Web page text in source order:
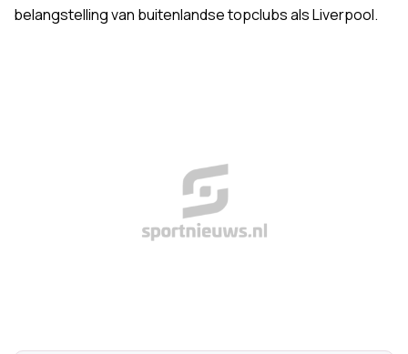
belangstelling van buitenlandse topclubs als Liverpool.